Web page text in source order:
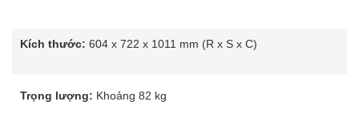
Kích thước: 604 x 722 x 1011 mm (R x S x C)
Trọng lượng: Khoảng 82 kg